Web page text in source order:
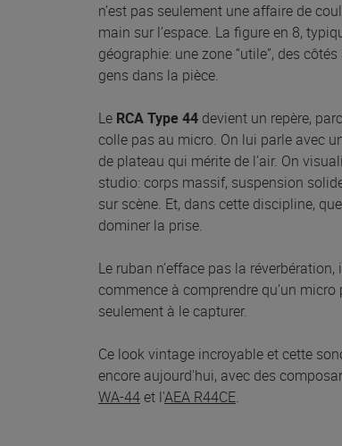
n’est pas seulement une affaire de
main sur l’espace. La figure en 8,
géographie: une zone “utile”, des
gens dans la pièce.
Le RCA Type 44 devient un repère,
colle pas au micro. On lui parle avec
de plateau qui mérite de l’air. On
studio: corps massif, suspension
sur scène. Et, dans cette discipline,
dominer la prise.
Le ruban n’efface pas la
commence à comprendre qu’un
seulement à le capturer.
Ce look vintage incroyable et cette
encore aujourd'hui, avec des
WA-44et l'AEA R44CE.